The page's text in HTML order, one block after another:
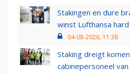
Stakingen en dure
winst Lufthansa
04-08-2026, 11:38
Staking dreigt
cabinepersoneel